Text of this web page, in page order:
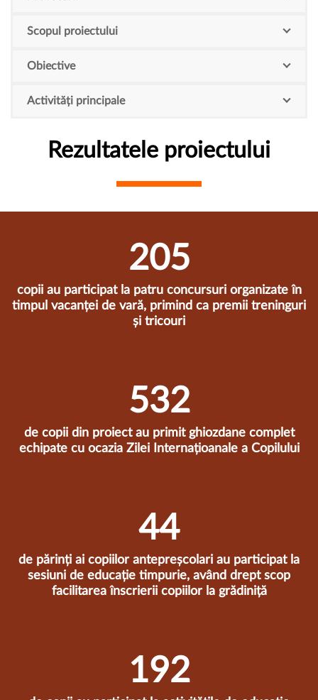
Scopul proiectului
Obiective
Activități principale
Rezultatele proiectului
207
copii au participat la patru concursuri organizate în
timpul vacanței de vară, primind ca premii treninguri
și tricouri
537
de copii din proiect au primit ghiozdane complet
echipate cu ocazia Zilei Internațioanale a Copilului
45
de părinți ai copiilor antepreșcolari au participat la
sesiuni de educație timpurie, având drept scop
facilitarea înscrierii copiilor la grădiniță
194